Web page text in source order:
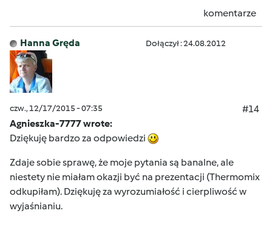
komentarze
Hanna Gręda Dołączył : 24.08.2012
czw., 12/17/2015 - 07:35
#14
Agnieszka-7777 wrote:
Dziękuję bardzo za odpowiedzi
Zdaje sobie sprawę, że moje pytania są banalne, ale
niestety nie miałam okazji być na prezentacji (Thermomix
odkupiłam). Dziękuję za wyrozumiałość i cierpliwość w
wyjaśnianiu.